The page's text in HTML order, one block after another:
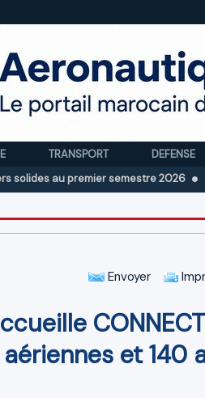
TRANSPORT DEFENSE
premier semestre 2026
Envoyer
et 140